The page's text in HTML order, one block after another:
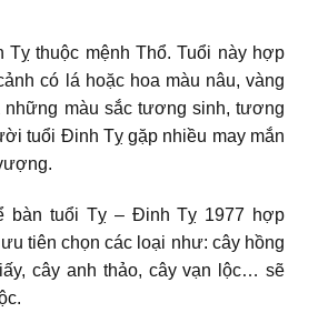
thuộc mệnh Thổ. Tuổi này hợp
có lá hoặc hoa màu nâu, vàng
những màu sắc tương sinh, tương
tuổi Đinh Tỵ gặp nhiều may mắn
bàn tuổi Tỵ – Đinh Tỵ 1977 hợp
tiên chọn các loại như: cây hồng
cây anh thảo, cây vạn lộc… sẽ